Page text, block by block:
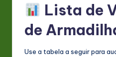
Lista de
de
Use a tabela a seguir para